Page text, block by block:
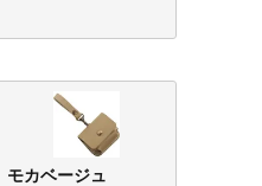
モカベージュ